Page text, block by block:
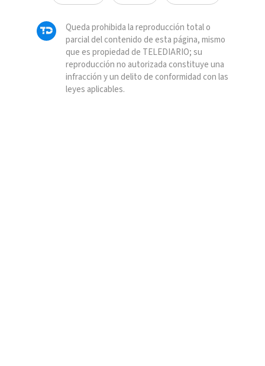
Queda prohibida la reproducción total o
parcial del contenido de esta página, mismo
que es propiedad de TELEDIARIO; su
reproducción no autorizada constituye una
infracción y un delito de conformidad con las
leyes aplicables.